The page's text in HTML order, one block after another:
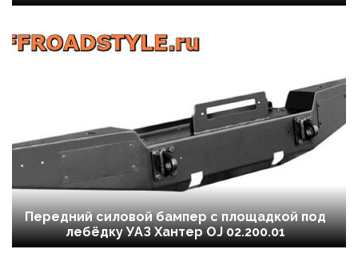
Передний силовой бампер с площадкой под
лебёдку УАЗ Хантер OJ 02.200.01